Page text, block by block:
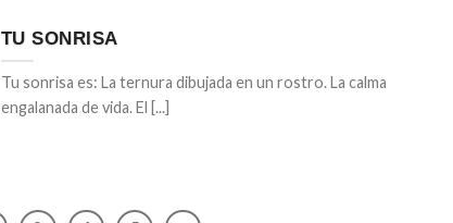
TU SONRISA
Tu sonrisa es: La ternura dibujada en un rostro. La calma
engalanada de vida. El [...]